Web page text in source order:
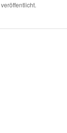
veröffentlicht.